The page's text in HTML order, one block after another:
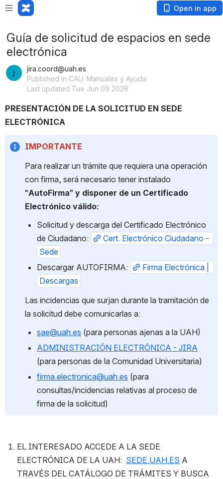
Open in app
Guía de solicitud de espacios en sede
electrónica
jira.coord@uah.es
Published in CAU. Manuales y Ayuda
Last updated Tue Jun 09 2026
PRESENTACIÓN DE LA SOLICITUD EN SEDE
ELECTRÓNICA
IMPORTANTE
Para realizar un trámite que requiera una operación
con firma, será necesario tener instalado
“AutoFirma” y disponer de un Certificado
Electrónico válido:
Solicitud y descarga del Certificado Electrónico
de Ciudadano:
Cert. Electrónico Ciudadano -
Sede
Descargar AUTOFIRMA:
Firma Electrónica |
Descargas
Las incidencias que surjan durante la tramitación de
la solicitud debe comunicarlas a:
sae@uah.es (para personas ajenas a la UAH)
ADMINISTRACIÓN ELECTRÓNICA - JIRA
(para personas de la Comunidad Universitaria)
firma.electronica@uah.es (para
consultas/incidencias relativas al proceso de
firma de la solicitud)
EL INTERESADO ACCEDE A LA SEDE
ELECTRÓNICA DE LA UAH: SEDE.UAH.ES A
TRAVÉS DEL CATÁLOGO DE TRÁMITES Y BUSCA